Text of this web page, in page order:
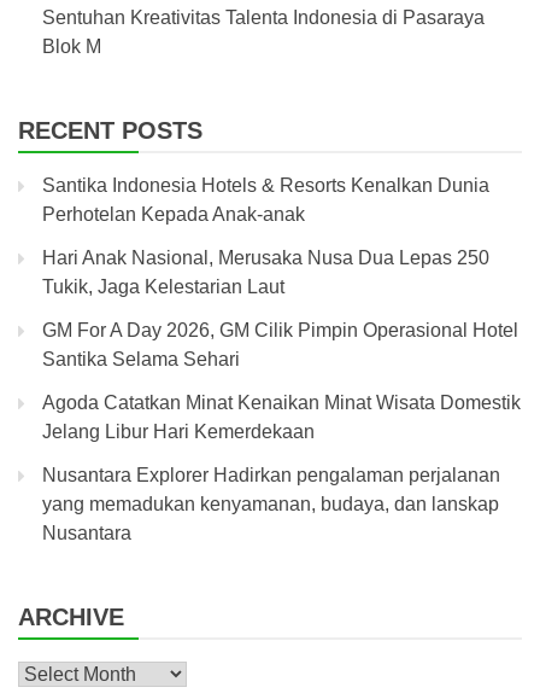
Sentuhan Kreativitas Talenta Indonesia di Pasaraya
Blok M
RECENT POSTS
Santika Indonesia Hotels & Resorts Kenalkan Dunia
Perhotelan Kepada Anak-anak
Hari Anak Nasional, Merusaka Nusa Dua Lepas 250
Tukik, Jaga Kelestarian Laut
GM For A Day 2026, GM Cilik Pimpin Operasional Hotel
Santika Selama Sehari
Agoda Catatkan Minat Kenaikan Minat Wisata Domestik
Jelang Libur Hari Kemerdekaan
Nusantara Explorer Hadirkan pengalaman perjalanan
yang memadukan kenyamanan, budaya, dan lanskap
Nusantara
ARCHIVE
Archive